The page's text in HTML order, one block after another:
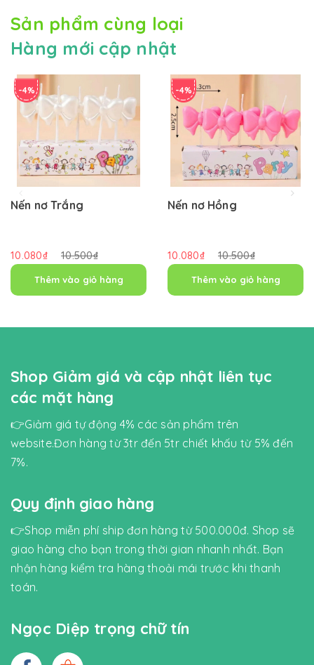
Sản phẩm cùng loại
Hàng mới cập nhật
-4%
Nến nơ Trắng
10.080₫ 10.500₫
Thêm vào giỏ hàng
-4%
Nến nơ Hồng
10.080₫ 10.500₫
Thêm vào giỏ hàng
Shop Giảm giá và cập nhật liên tục
các mặt hàng
👉Giảm giá tự động 4% các sản phẩm trên
website.Đơn hàng từ 3tr đến 5tr chiết khấu từ 5% đến
7%.
Quy định giao hàng
👉Shop miễn phí ship đơn hàng từ 500.000đ. Shop sẽ
giao hàng cho bạn trong thời gian nhanh nhất. Bạn
nhận hàng kiểm tra hàng thoải mái trước khi thanh
toán.
Ngọc Diệp trọng chữ tín